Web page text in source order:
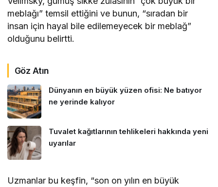
meblağı” temsil ettiğini ve bunun, “sıradan bir
insan için hayal bile edilemeyecek bir meblağ”
olduğunu belirtti.
Göz Atın
Dünyanın en büyük yüzen ofisi: Ne batıyor
ne yerinde kalıyor
Tuvalet kağıtlarının tehlikeleri hakkında yeni
uyarılar
Uzmanlar bu keşfin, “son on yılın en büyük